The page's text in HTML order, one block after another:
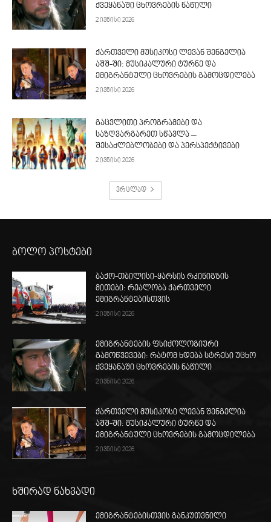
ქვეყანაში ცხოვრების ნაწილი
2 ივნისი 2026
ქართველი მუსიკოსი ლევან შენგელია
აშშ-ში: მუსიკალური ტურნე და
ემიგრანტული ცხოვრების გამოცდილება
2 ივნისი 2026
გაცვლითი პროგრამები და
საზღვარგარეთ სწავლა –
შესაძლებლობები და პერსპექტივები
2 ივნისი 2026
ვრცლად
ბოლო პოსტები
ბაქო-თბილისი-ყარსის რკინიგზის
მითები: რეალობა ქართველი
ემიგრანტებისთვის
2 ივნისი 2026
ემიგრანტების ფსიქოლოგიური
გამოწვევები: რატომ ხდება სტრესი უცხო
ქვეყანაში ცხოვრების ნაწილი
2 ივნისი 2026
ქართველი მუსიკოსი ლევან შენგელია
აშშ-ში: მუსიკალური ტურნე და
ემიგრანტული ცხოვრების გამოცდილება
2 ივნისი 2026
ხშირად ნახვადი
ემიგრანტებისთვის განკუთვნილი